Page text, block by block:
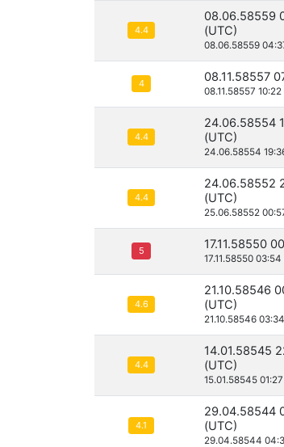
4.4
08.06.58559
(UTC)
08.06.58559
4 08.11.58557
08.11.58557 10:22
4.4
24.06.58554
(UTC)
24.06.58554
4.4
24.06.58552
(UTC)
25.06.58552
5 17.11.58550
17.11.58550 03:54
4.6
21.10.58546
(UTC)
21.10.58546
4.4
14.01.58545
(UTC)
15.01.58545
4.1
29.04.58544
(UTC)
29.04.58544